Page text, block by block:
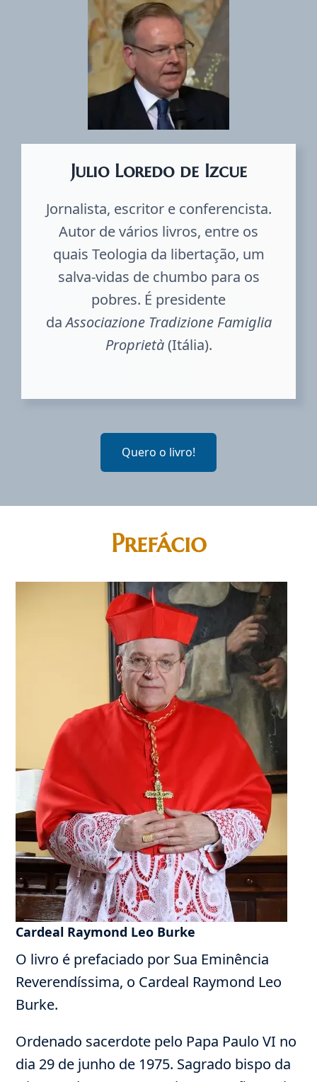
Julio Loredo de Izcue
Jornalista, escritor e conferencista.
Autor de vários livros, entre os
quais Teologia da libertação, um
salva-vidas de chumbo para os
pobres. É presidente
daAssociazione Tradizione Famiglia
Proprietà(Itália).
Quero o livro!
Prefácio
Cardeal Raymond Leo Burke
O livro é prefaciado por Sua Eminência
Reverendíssima, o Cardeal Raymond Leo
Burke.
Ordenado sacerdote pelo Papa Paulo VI no
dia 29 de junho de 1975. Sagrado bispo da